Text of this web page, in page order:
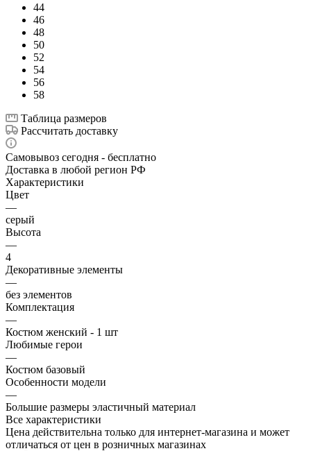
44
46
48
50
52
54
56
58
Таблица размеров
Рассчитать доставку
Самовывоз сегодня - бесплатно
Доставка в любой регион РФ
Характеристики
Цвет
—
серый
Высота
—
4
Декоративные элементы
—
без элементов
Комплектация
—
Костюм женский - 1 шт
Любимые герои
—
Костюм базовый
Особенности модели
—
Большие размеры эластичный материал
Все характеристики
Цена действительна только для интернет-магазина и может
отличаться от цен в розничных магазинах